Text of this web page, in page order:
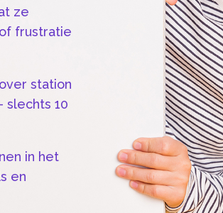
ze
frustratie
station
slechts 10
in het
en